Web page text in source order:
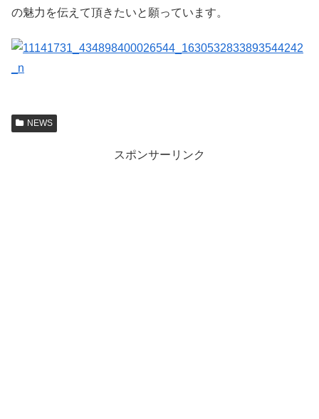
の魅力を伝えて頂きたいと願っています。
NEWS
スポンサーリンク